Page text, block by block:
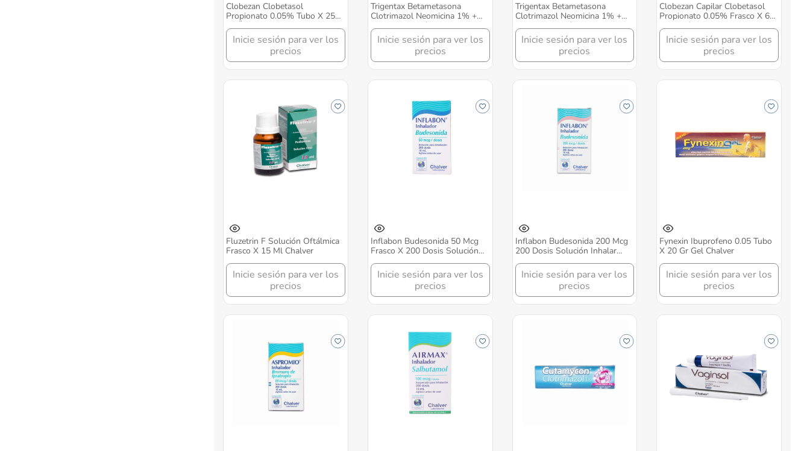
Clobezan Clobetasol
Propionato 0.05% Tubo X 25
Gr Ünguento Chalver
Inicie sesión para ver los
precios
Trigentax Betametasona
Clotrimazol Neomicina 1% +
0.5% Crema Tópica Tubo X 40
Gr Chalver
Inicie sesión para ver los
precios
Trigentax Betametasona
Clotrimazol Neomicina 1% +
0.5% Crema Tópica Tubo X 20
Gr Chalver
Inicie sesión para ver los
precios
Clobezan Capilar Clobetasol
Propionato 0.05% Frasco X 60
Ml Loción Chalver
Inicie sesión para ver los
precios
Fluzetrin F Solución Oftálmica
Frasco X 15 Ml Chalver
Inicie sesión para ver los
precios
Inflabon Budesonida 50 Mcg
Frasco X 200 Dosis Solución
Inhalar Chalver
Inicie sesión para ver los
precios
Inflabon Budesonida 200 Mcg
200 Dosis Solución Inhalar
Chalver
Inicie sesión para ver los
precios
Fynexin Ibuprofeno 0.05 Tubo
X 20 Gr Gel Chalver
Inicie sesión para ver los
precios